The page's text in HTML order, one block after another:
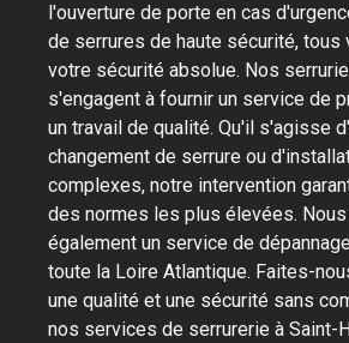
l'ouverture de porte en cas
de serrures de haute sécurité, tous
votre sécurité absolue. Nos
s'engagent à fournir un service de
un travail de qualité. Qu'il s'agisse
changement de serrure ou
complexes, notre intervention
des normes les plus élevées.
également un service de
toute la Loire Atlantique. Faites-
une qualité et une sécurité sans
nos services de serrurerie à Saint-